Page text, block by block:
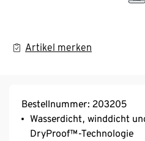
Artikel merken
Bestellnummer: 203205
Wasserdicht, winddicht
DryProof™-Technologie